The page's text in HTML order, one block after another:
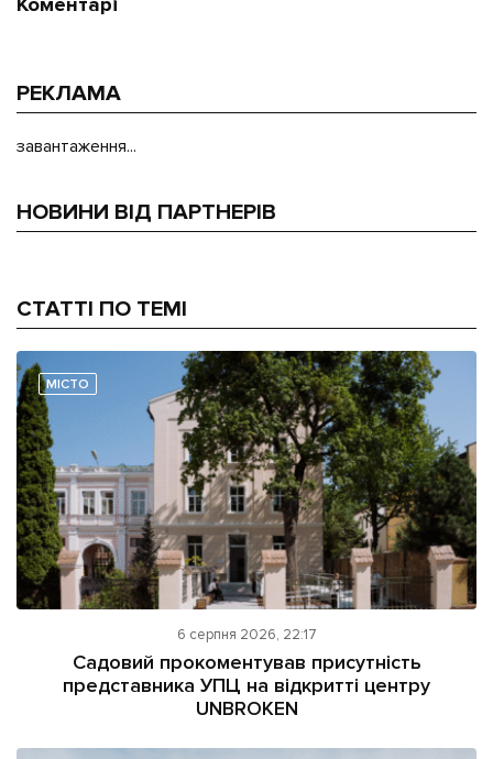
Коментарі
РЕКЛАМА
завантаження...
НОВИНИ ВІД ПАРТНЕРІВ
СТАТТІ ПО ТЕМІ
МІСТО
6 серпня 2026, 22:17
Садовий прокоментував присутність
представника УПЦ на відкритті центру
UNBROKEN